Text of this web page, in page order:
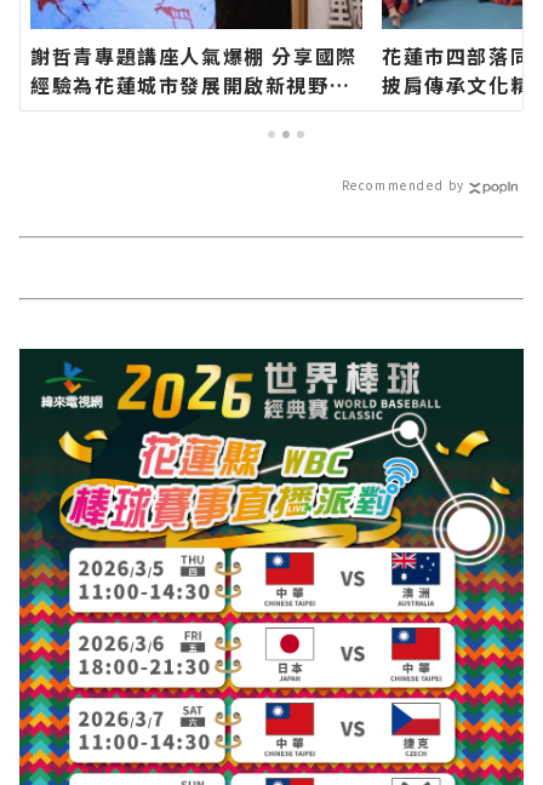
謝哲青專題講座人氣爆棚 分享國際
經驗為花蓮城市發展開啟新視野∣
花蓮新聞網官方網站各類新聞－最
快速的今日新聞報導 最新的在地資
花蓮市四部落同
披肩傳承文化
方網站各類新聞
Recommended by